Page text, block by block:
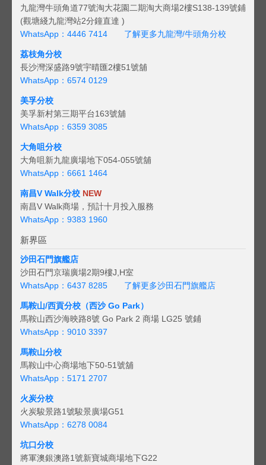
九龍灣牛頭角道77號淘大花園二期淘大商場2樓S138-139號鋪
(觀塘綫九龍灣站2分鐘直達 )
WhatsApp：4446 7414
了解更多九龍灣/牛頭角分校
荔枝角分校
長沙灣深盛路9號宇晴匯2樓51號舖
WhatsApp：6574 0129
美孚分校
美孚新村第三期平台163號舖
WhatsApp：6359 3085
大角咀分校
大角咀新九龍廣場地下054-055號舖
WhatsApp：6661 1464
南昌V Walk分校 NEW
南昌V Walk商場，預計十月投入服務
WhatsApp：9383 1960
新界區
沙田石門旗艦店
沙田石門京瑞廣場2期9樓J,H室
WhatsApp：6437 8285
了解更多沙田石門旗艦店
馬鞍山/西貢分校（西沙 Go Park）
馬鞍山西沙海映路8號 Go Park 2 商場 LG25 號鋪
WhatsApp：9010 3397
馬鞍山分校
馬鞍山中心商場地下50-51號舖
WhatsApp：5171 2707
火炭分校
火炭駿景路1號駿景廣場G51
WhatsApp：6278 0084
坑口分校
將軍澳銀澳路1號新寶城商場地下G22